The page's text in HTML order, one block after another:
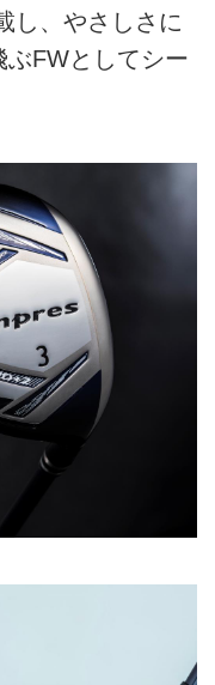
し、やさしさに
FWとしてシー